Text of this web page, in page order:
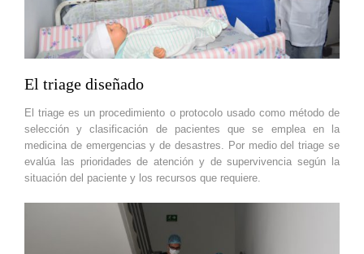
El triage diseñado
El triage es un procedimiento o protocolo usado como método de
selección y clasificación de pacientes que se emplea en la
medicina de emergencias y de desastres. Por medio del triage se
evalúa las prioridades de atención y de supervivencia según la
situación del paciente y los recursos que requiere.